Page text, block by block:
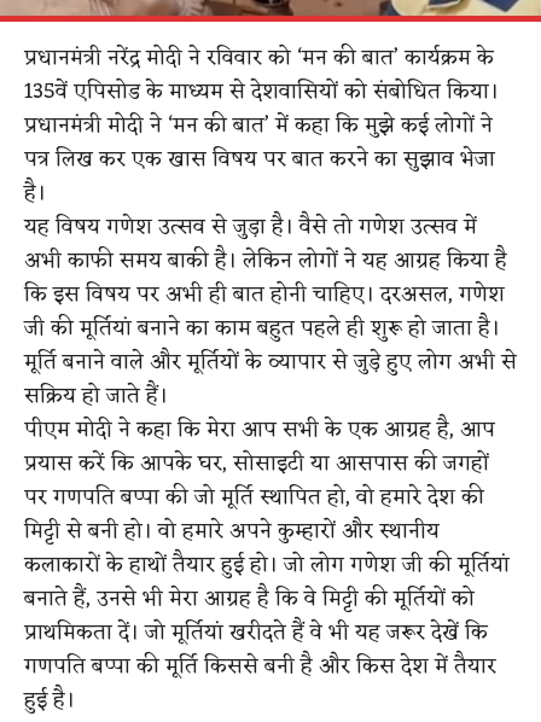
प्रधानमंत्री नरेंद्र मोदी ने रविवार को ‘मन की बात’ कार्यक्रम के
135वें एपिसोड के माध्यम से देशवासियों को संबोधित किया।
प्रधानमंत्री मोदी ने ‘मन की बात’ में कहा कि मुझे कई लोगों ने
पत्र लिख कर एक खास विषय पर बात करने का सुझाव भेजा
है।
यह विषय गणेश उत्सव से जुड़ा है। वैसे तो गणेश उत्सव में
अभी काफी समय बाकी है। लेकिन लोगों ने यह आग्रह किया है
कि इस विषय पर अभी ही बात होनी चाहिए। दरअसल, गणेश
जी की मूर्तियां बनाने का काम बहुत पहले ही शुरू हो जाता है।
मूर्ति बनाने वाले और मूर्तियों के व्यापार से जुड़े हुए लोग अभी से
सक्रिय हो जाते हैं।
पीएम मोदी ने कहा कि मेरा आप सभी के एक आग्रह है, आप
प्रयास करें कि आपके घर, सोसाइटी या आसपास की जगहों
पर गणपति बप्पा की जो मूर्ति स्थापित हो, वो हमारे देश की
मिट्टी से बनी हो। वो हमारे अपने कुम्हारों और स्थानीय
कलाकारों के हाथों तैयार हुई हो। जो लोग गणेश जी की मूर्तियां
बनाते हैं, उनसे भी मेरा आग्रह है कि वे मिट्टी की मूर्तियों को
प्राथमिकता दें। जो मूर्तियां खरीदते हैं वे भी यह जरूर देखें कि
गणपति बप्पा की मूर्ति किससे बनी है और किस देश में तैयार
हुई है।